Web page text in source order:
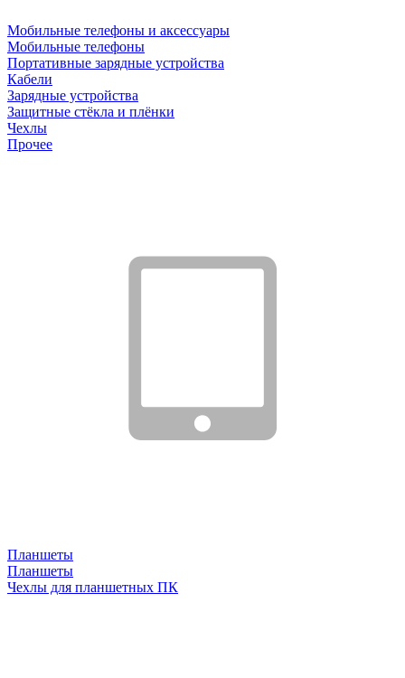
Мобильные телефоны и аксессуары
Мобильные телефоны
Портативные зарядные устройства
Кабели
Зарядные устройства
Защитные стёкла и плёнки
Чехлы
Прочее
Планшеты
Планшеты
Чехлы для планшетных ПК